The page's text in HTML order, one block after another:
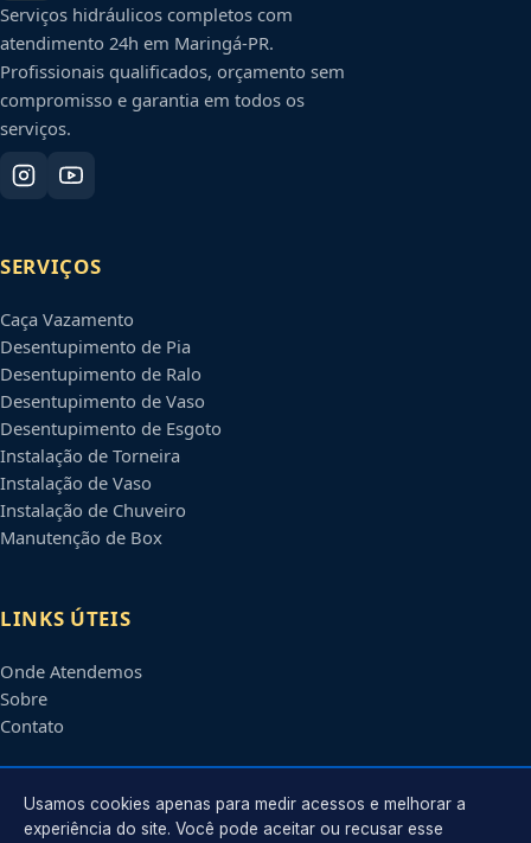
Serviços hidráulicos completos com
atendimento 24h em Maringá-PR.
Profissionais qualificados, orçamento sem
compromisso e garantia em todos os
serviços.
SERVIÇOS
Caça Vazamento
Desentupimento de Pia
Desentupimento de Ralo
Desentupimento de Vaso
Desentupimento de Esgoto
Instalação de Torneira
Instalação de Vaso
Instalação de Chuveiro
Manutenção de Box
LINKS ÚTEIS
Onde Atendemos
Sobre
Contato
CONTATO
Usamos cookies apenas para medir acessos e melhorar a
experiência do site. Você pode aceitar ou recusar esse